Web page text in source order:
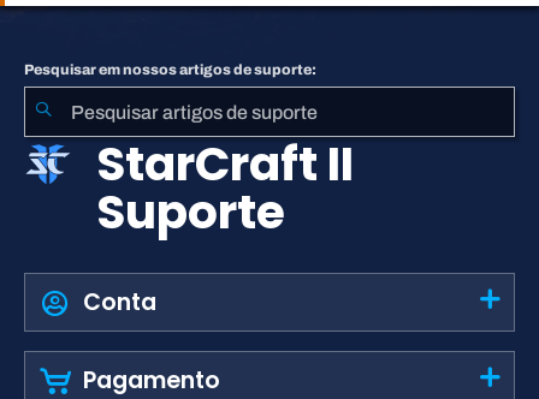
Pesquisar em nossos artigos de suporte:
StarCraft II
Suporte
Conta
Pagamento